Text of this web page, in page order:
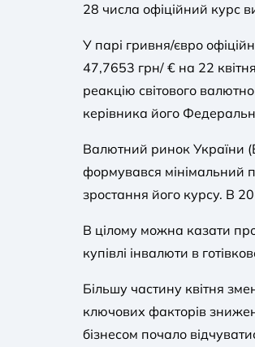
28 числа офіційний курс
У парі гривня/євро
47,7653 грн/ € на 22
реакцію світового
керівника його
Валютний ринок України
формувався мінімальний
зростання його курсу. В
В цілому можна казати
купівлі інвалюти в
Більшу частину квітня
ключових факторів
бізнесом почало